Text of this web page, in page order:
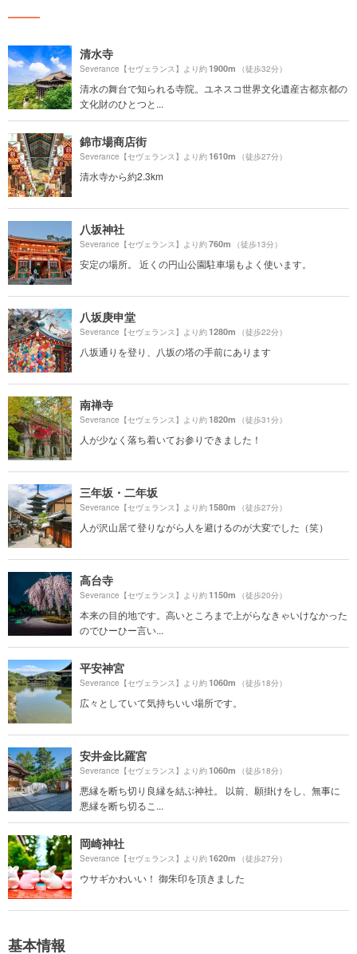
清水寺
Severance【セヴェランス】より約1900m （徒歩32分）
清水の舞台で知られる寺院。ユネスコ世界文化遺産古都京都の
文化財のひとつと...
錦市場商店街
Severance【セヴェランス】より約1610m （徒歩27分）
清水寺から約2.3km
八坂神社
Severance【セヴェランス】より約760m （徒歩13分）
安定の場所。 近くの円山公園駐車場もよく使います。
八坂庚申堂
Severance【セヴェランス】より約1280m （徒歩22分）
八坂通りを登り、八坂の塔の手前にあります
南禅寺
Severance【セヴェランス】より約1820m （徒歩31分）
人が少なく落ち着いてお参りできました！
三年坂・二年坂
Severance【セヴェランス】より約1580m （徒歩27分）
人が沢山居て登りながら人を避けるのが大変でした（笑）
高台寺
Severance【セヴェランス】より約1150m （徒歩20分）
本来の目的地です。高いところまで上がらなきゃいけなかった
のでひーひー言い...
平安神宮
Severance【セヴェランス】より約1060m （徒歩18分）
広々としていて気持ちいい場所です。
安井金比羅宮
Severance【セヴェランス】より約1060m （徒歩18分）
悪縁を断ち切り良縁を結ぶ神社。 以前、願掛けをし、無事に
悪縁を断ち切るこ...
岡崎神社
Severance【セヴェランス】より約1620m （徒歩27分）
ウサギかわいい！ 御朱印を頂きました
基本情報